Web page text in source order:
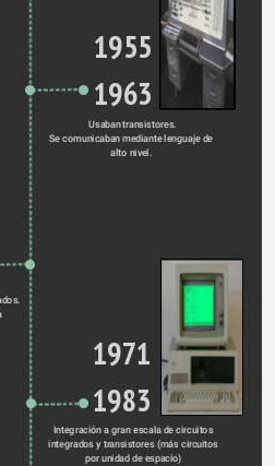
1955
1963
Usaban transistores.
Se comunicaban mediante lenguaje de
alto nivel.
1971
1983
Integración a gran escala de circuitos
integrados y transistores (más circuitos
por unidad de espacio)